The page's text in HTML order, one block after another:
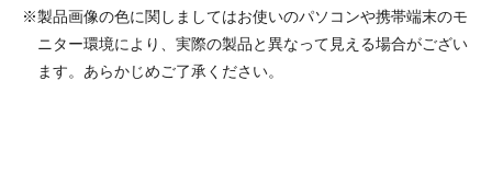
※製品画像の色に関しましてはお使いのパソコンや携帯端末のモ
ニター環境により、実際の製品と異なって見える場合がござい
ます。あらかじめご了承ください。